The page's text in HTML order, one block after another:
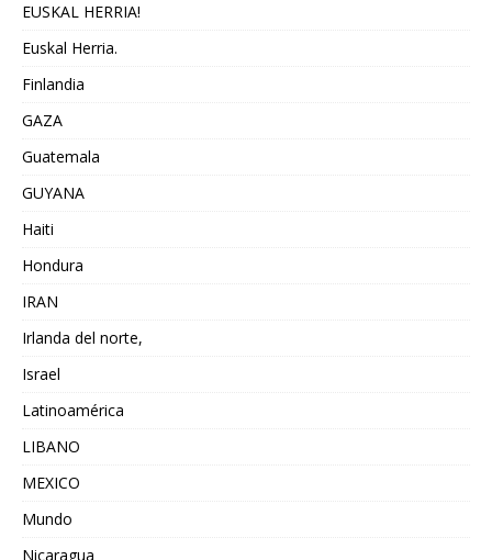
EUSKAL HERRIA!
Euskal Herria.
Finlandia
GAZA
Guatemala
GUYANA
Haiti
Hondura
IRAN
Irlanda del norte,
Israel
Latinoamérica
LIBANO
MEXICO
Mundo
Nicaragua